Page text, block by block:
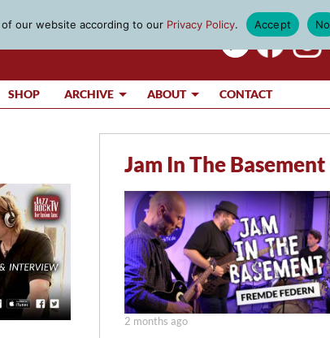
SHOP ARCHIVE ABOUT CONTACT
Jam In The Basement
2 months ago
our website according to our Privacy Policy. Accept No